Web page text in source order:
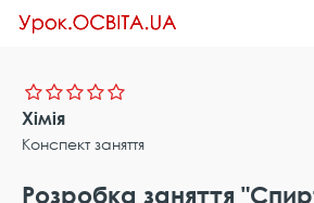
Хімія
Конспект заняття
Розробка заняття